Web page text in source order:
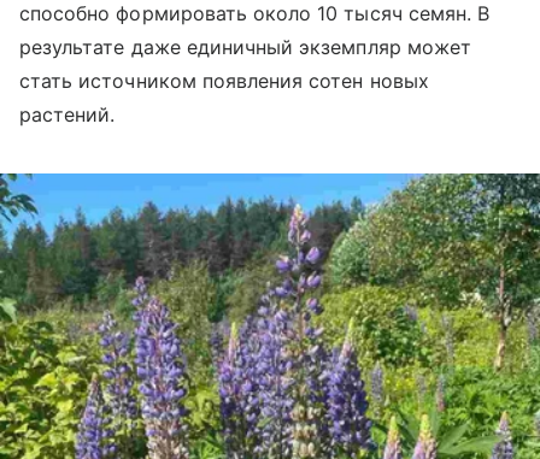
способно формировать около 10 тысяч семян. В
результате даже единичный экземпляр может
стать источником появления сотен новых
растений.